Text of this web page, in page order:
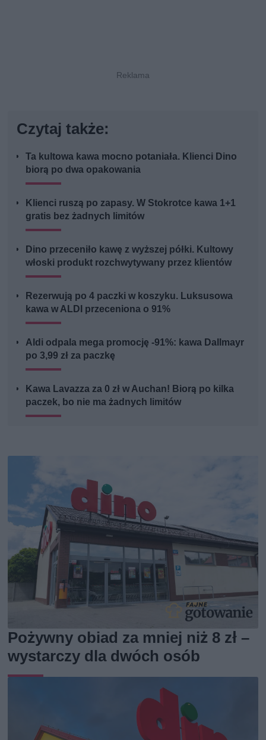
Czytaj także:
Ta kultowa kawa mocno potaniała. Klienci Dino
biorą po dwa opakowania
Klienci ruszą po zapasy. W Stokrotce kawa 1+1
gratis bez żadnych limitów
Dino przeceniło kawę z wyższej półki. Kultowy
włoski produkt rozchwytywany przez klientów
Rezerwują po 4 paczki w koszyku. Luksusowa
kawa w ALDI przeceniona o 91%
Aldi odpala mega promocję -91%: kawa Dallmayr
po 3,99 zł za paczkę
Kawa Lavazza za 0 zł w Auchan! Biorą po kilka
paczek, bo nie ma żadnych limitów
Pożywny obiad za mniej niż 8 zł –
wystarczy dla dwóch osób